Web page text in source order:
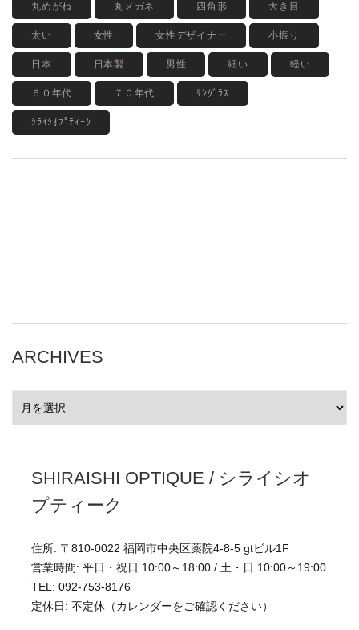
丸めがね 丸メガネ 四角形 大き目
太い 女性 女性デザイナー 小振り
日本 日本製 男性 細い 軽い
６０年代 ７０年代 ｻﾝｸﾞﾗｽ
ｼﾗｲｼｵﾌﾟﾃｨｰｸ
ARCHIVES
SHIRAISHI OPTIQUE / シライシオ
プティーク
住所: 〒810-0022 福岡市中央区薬院4-8-5 gtビル1F
営業時間: 平日・祝日 10:00～18:00 / 土・日 10:00～19:00
TEL: 092-753-8176
定休日: 不定休（カレンダーをご確認ください）